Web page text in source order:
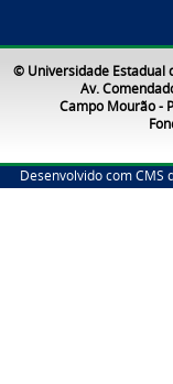
© Universidade Estadual
Av.
Campo Mourão -
Desenvolvido com CMS